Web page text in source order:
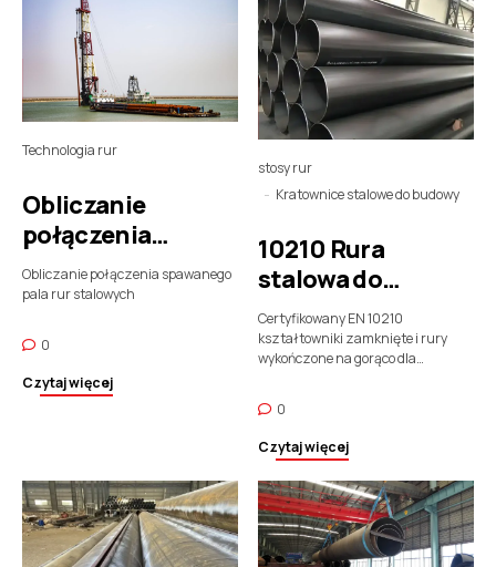
Technologia rur
0
Obliczanie
połączenia
spawanego pala
rur stalowych
Obliczanie połączenia spawanego
pala rur stalowych
Czytaj więcej
stosy rur
Kratownice stalowe do budowy
0
10210 Rura
stalowa do
palowania i
budowy
Certyfikowany EN 10210
kształtowniki zamknięte i rury
wykończone na gorąco dla
Czytaj więcej